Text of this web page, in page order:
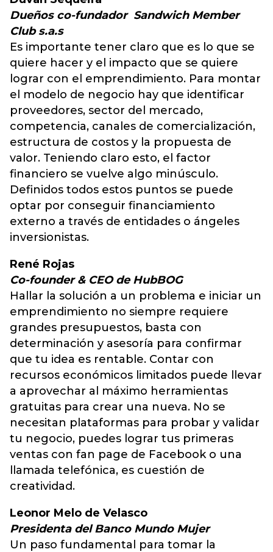
Dueños co-fundador Sandwich Member
Club s.a.s
Es importante tener claro que es lo que se
quiere hacer y el impacto que se quiere
lograr con el emprendimiento. Para montar
el modelo de negocio hay que identificar
proveedores, sector del mercado,
competencia, canales de comercialización,
estructura de costos y la propuesta de
valor. Teniendo claro esto, el factor
financiero se vuelve algo minúsculo.
Definidos todos estos puntos se puede
optar por conseguir financiamiento
externo a través de entidades o ángeles
inversionistas.
René Rojas
Co-founder & CEO de HubBOG
Hallar la solución a un problema e iniciar un
emprendimiento no siempre requiere
grandes presupuestos, basta con
determinación y asesoría para confirmar
que tu idea es rentable. Contar con
recursos económicos limitados puede llevar
a aprovechar al máximo herramientas
gratuitas para crear una nueva. No se
necesitan plataformas para probar y validar
tu negocio, puedes lograr tus primeras
ventas con fan page de Facebook o una
llamada telefónica, es cuestión de
creatividad.
Leonor Melo de Velasco
Presidenta del Banco Mundo Mujer
Un paso fundamental para tomar la